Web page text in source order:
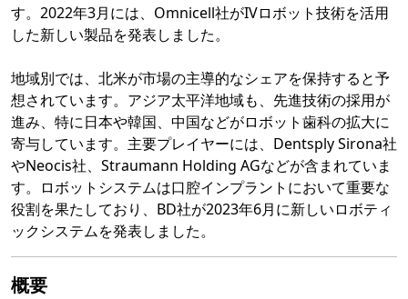
す。2022年3月には、Omnicell社がIVロボット技術を活用
した新しい製品を発表しました。
地域別では、北米が市場の主導的なシェアを保持すると予
想されています。アジア太平洋地域も、先進技術の採用が
進み、特に日本や韓国、中国などがロボット歯科の拡大に
寄与しています。主要プレイヤーには、Dentsply Sirona社
やNeocis社、Straumann Holding AGなどが含まれていま
す。ロボットシステムは口腔インプラントにおいて重要な
役割を果たしており、BD社が2023年6月に新しいロボティ
ックシステムを発表しました。
概要